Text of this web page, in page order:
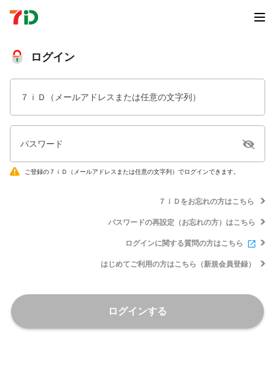
ログイン
７ｉＤ（メールアドレスまたは任意の文字列）
パスワード
ご登録の７ｉＤ（メールアドレスまたは任意の文字列）でログインできます。
７ｉＤをお忘れの方はこちら
パスワードの再設定（お忘れの方）はこちら
ログインに関する質問の方はこちら
はじめてご利用の方はこちら（新規会員登録）
ログインする